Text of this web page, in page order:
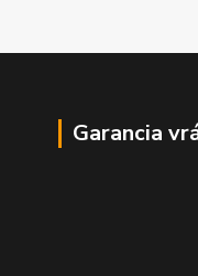
Garancia